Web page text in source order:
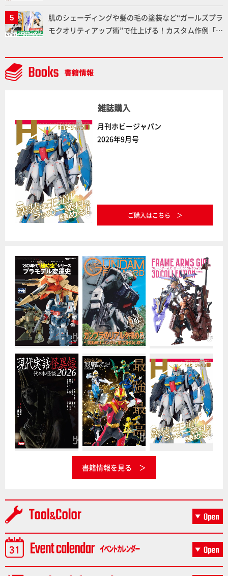
ラトミーの注目アイテムをチェック!!【タカラトミー
NEWITEM】
肌のシェーディングや髪の毛の塗装など“ガールズプラ
モクオリティアップ術”で仕上げる！カスタム作例「白
デルコンテスト」～8月17日（月）11:59まで応募受付
中】
雑誌購入
月刊ホビージャパン
2026年9月号
ご購入はこちら
書籍情報を見る